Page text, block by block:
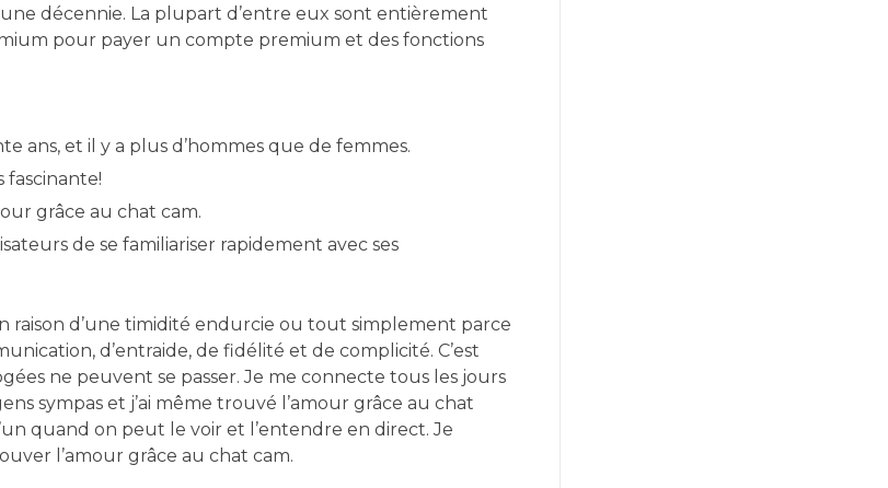
décennie. La plupart d’entre eux sont entièrement
pour payer un compte premium et des fonctions
ans, et il y a plus d’hommes que de femmes.
fascinante!
grâce au chat cam.
de se familiariser rapidement avec ses
raison d’une timidité endurcie ou tout simplement parce
d’entraide, de fidélité et de complicité. C’est
ne peuvent se passer. Je me connecte tous les jours
sympas et j’ai même trouvé l’amour grâce au chat
quand on peut le voir et l’entendre en direct. Je
l’amour grâce au chat cam.